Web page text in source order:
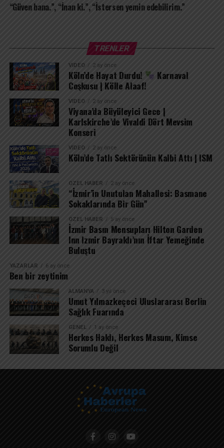
“Güven bana.”, “İnan ki.”, “İstersen yemin edebilirim.”
TRENLER
VIDEO 2 ay önce
Köln’de Hayat Durdu!
Karnaval
Coşkusu | Kölle Alaaf!
VIDEO 2 ay önce
Viyana’da Büyüleyici Gece |
Karlskirche’de Vivaldi Dört Mevsim
Konseri
VIDEO 2 ay önce
Köln’de Tatlı Sektörünün Kalbi Attı | ISM
ÖZEL HABER 2 ay önce
“İzmir’in Unutulan Mahallesi: Basmane
Sokaklarında Bir Gün”
ÖZEL HABER 5 ay önce
İzmir Basın Mensupları Hilton Garden
Inn Izmir Bayraklı’nın İftar Yemeğinde
Buluştu
YAZARLAR 6 ay önce
Ben bir zeytinim
ALMANYA 3 yıl önce
Umut Yılmazkeçeci Uluslararası Berlin
Sağlık Fuarında
GENEL 1 ay önce
Herkes Haklı, Herkes Masum, Kimse
Sorumlu Değil